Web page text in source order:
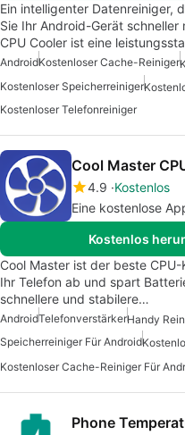
Ein intelligenter Datenreiniger,
Sie Ihr Android-Gerät
CPU Cooler ist eine
AndroidKostenloser Cache-Reiniger
Kostenloser Speicherreiniger
Kostenloser Telefonreiniger
Cool Master
4.9 Kostenlos
Eine kostenlose
Kostenlos
Cool Master ist der beste
Ihr Telefon ab und spart
schnellere und stabilere…
AndroidTelefonverstärkerHandy
Speicherreiniger Für Android
Phone